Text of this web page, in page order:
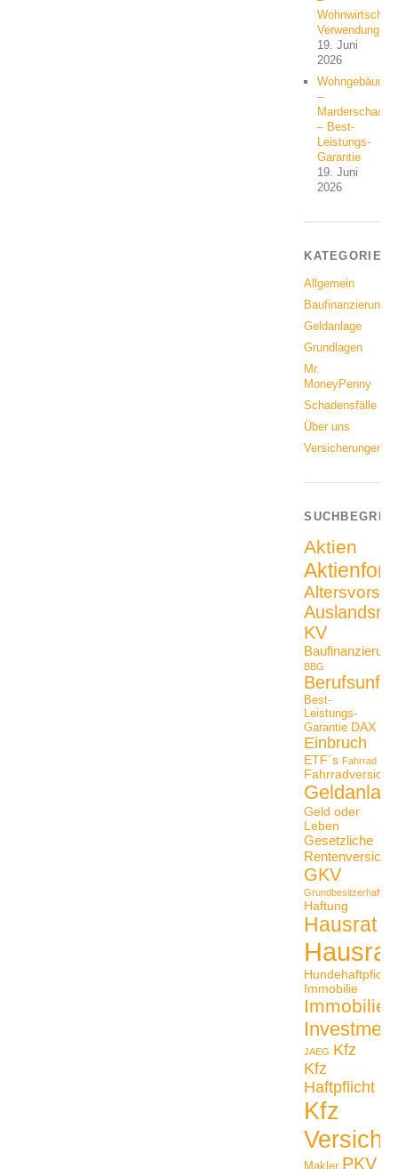
Verwendung?
19. Juni
2026
Wohngebäude
–
Marderschaden
– Best-
Leistungs-
Garantie
19. Juni
2026
KATEGORIEN
Allgemein
Baufinanzierung
Geldanlage
Grundlagen
Mr.
MoneyPenny
Schadensfälle
Über uns
Versicherungen
Aktien
KV
Baufinanzierung
BBG
Best-
Leistungs-
Garantie DAX
Einbruch
ETF´s Fahrrad
Geld oder
Leben
Gesetzliche
GKV
Haftung
Hausrat
Hundehaftpficht
Immobilie
JAEG Kfz
Kfz
Haftpflicht
Kfz
Makler PKV